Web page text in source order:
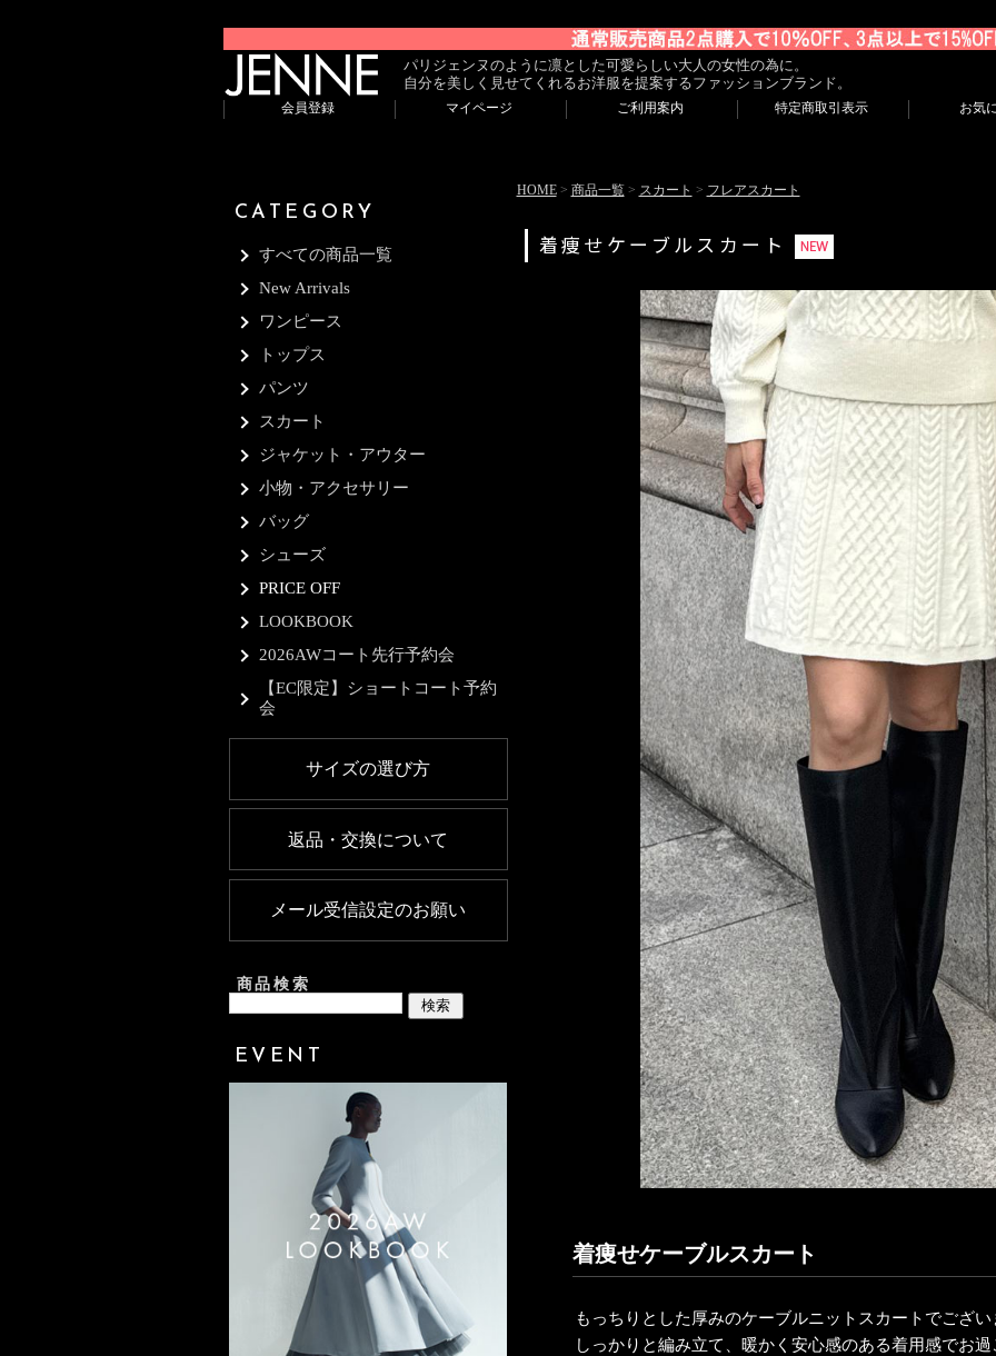
パリジェンヌのように凛とした可愛らしい大人の女性の為に。
自分を美しく見せてくれるお洋服を提案するファッションブランド。
会員登録 マイページ ご利用案内 特定商取引表示 お気
CATEGORY
すべての商品一覧
New Arrivals
ワンピース
トップス
パンツ
スカート
ジャケット・アウター
小物・アクセサリー
バッグ
シューズ
PRICE OFF
LOOKBOOK
2026AWコート先行予約会
【EC限定】ショートコート予約
会
サイズの選び方
返品・交換について
メール受信設定のお願い
商品検索
EVENT
HOME> 商品一覧> スカート > フレアスカート
着痩せケーブルスカート
着痩せケーブルスカート
もっちりとした厚みのケーブルニットスカートでござい
しっかりと編み立て、暖かく安心感のある着用感でお過